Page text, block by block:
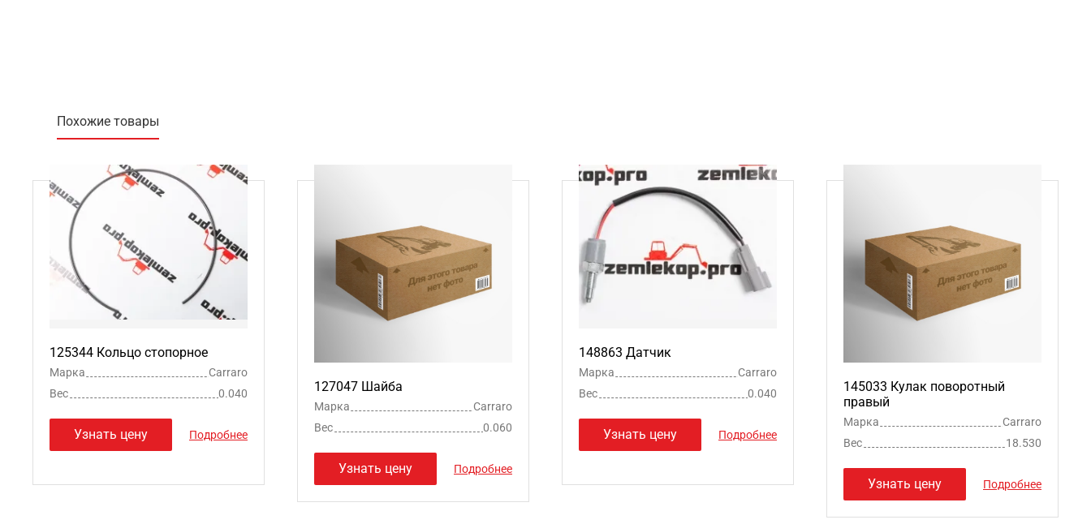
Похожие товары
125344 Кольцо стопорное
Марка
Carraro
Вес
0.040
Узнать цену Подробнее
127047 Шайба
Марка
Carraro
Вес
0.060
Узнать цену Подробнее
148863 Датчик
Марка
Carraro
Вес
0.040
Узнать цену Подробнее
145033 Кулак поворотный
правый
Марка
Carraro
Вес
18.530
Узнать цену Подробнее